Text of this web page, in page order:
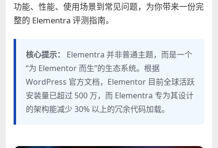
功能、性能、使用场景到常见问题，为你带来一份完
整的 Elementra 评测指南。
核心提示：
Elementra 并非普通主题，而是一个
“为 Elementor 而生”的生态系统。根据
WordPress 官方文档，Elementor 目前全球活跃
安装量已超过 500 万，而 Elementra 专为其设计
的架构能减少 30% 以上的冗余代码加载。